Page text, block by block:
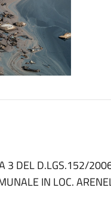
3 DEL D.LGS.152/
IN LOC.